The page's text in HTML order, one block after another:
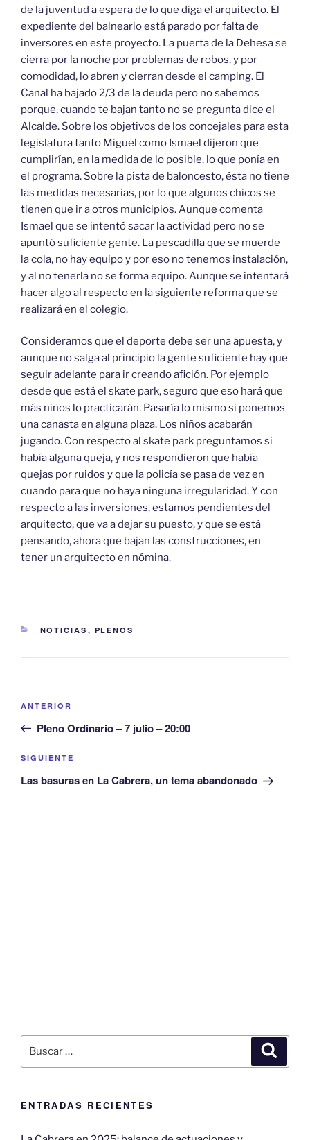
de la juventud a espera de lo que diga el arquitecto. El
expediente del balneario está parado por falta de
inversores en este proyecto. La puerta de la Dehesa se
cierra por la noche por problemas de robos, y por
comodidad, lo abren y cierran desde el camping. El
Canal ha bajado 2/3 de la deuda pero no sabemos
porque, cuando te bajan tanto no se pregunta dice el
Alcalde. Sobre los objetivos de los concejales para esta
legislatura tanto Miguel como Ismael dijeron que
cumplirían, en la medida de lo posible, lo que ponía en
el programa. Sobre la pista de baloncesto, ésta no tiene
las medidas necesarias, por lo que algunos chicos se
tienen que ir a otros municipios. Aunque comenta
Ismael que se intentó sacar la actividad pero no se
apuntó suficiente gente. La pescadilla que se muerde
la cola, no hay equipo y por eso no tenemos instalación,
y al no tenerla no se forma equipo. Aunque se intentará
hacer algo al respecto en la siguiente reforma que se
realizará en el colegio.
Consideramos que el deporte debe ser una apuesta, y
aunque no salga al principio la gente suficiente hay que
seguir adelante para ir creando afición. Por ejemplo
desde que está el skate park, seguro que eso hará que
más niños lo practicarán. Pasaría lo mismo si ponemos
una canasta en alguna plaza. Los niños acabarán
jugando. Con respecto al skate park preguntamos si
había alguna queja, y nos respondieron que había
quejas por ruidos y que la policía se pasa de vez en
cuando para que no haya ninguna irregularidad. Y con
respecto a las inversiones, estamos pendientes del
arquitecto, que va a dejar su puesto, y que se está
pensando, ahora que bajan las construcciones, en
tener un arquitecto en nómina.
CATEGORÍAS
NOTICIAS , PLENOS
entradas
Entrada
anterior:
ANTERIOR
Pleno Ordinario – 7 julio – 20:00
Siguiente
entrada
SIGUIENTE
Las basuras en La Cabrera, un tema abandonado
Buscar
por:
ENTRADAS RECIENTES